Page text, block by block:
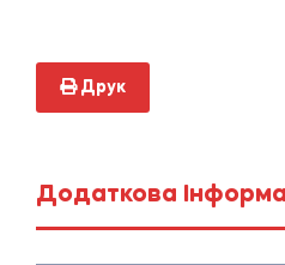
Друк
Додаткова